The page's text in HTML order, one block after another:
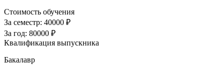
Стоимость обучения
За семестр: 40000 ₽
За год: 80000 ₽
Квалификация выпускника
Бакалавр